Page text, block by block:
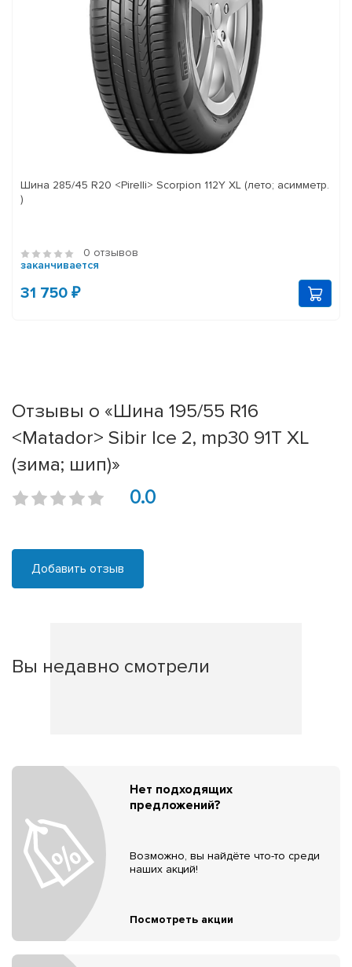
Шина 285/45 R20 <Pirelli> Scorpion 112Y XL (лето; асимметр.
)
0 отзывов
заканчивается
31 750 ₽
Отзывы о «Шина 195/55 R16
<Matador> Sibir Ice 2, mp30 91T XL
(зима; шип)»
0.0
Добавить отзыв
Вы недавно смотрели
Нет подходящих
предложений?
Возможно, вы найдёте что-то среди
наших акций!
Посмотреть акции